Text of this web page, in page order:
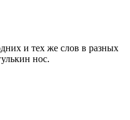
и тех же слов в разных
нос.